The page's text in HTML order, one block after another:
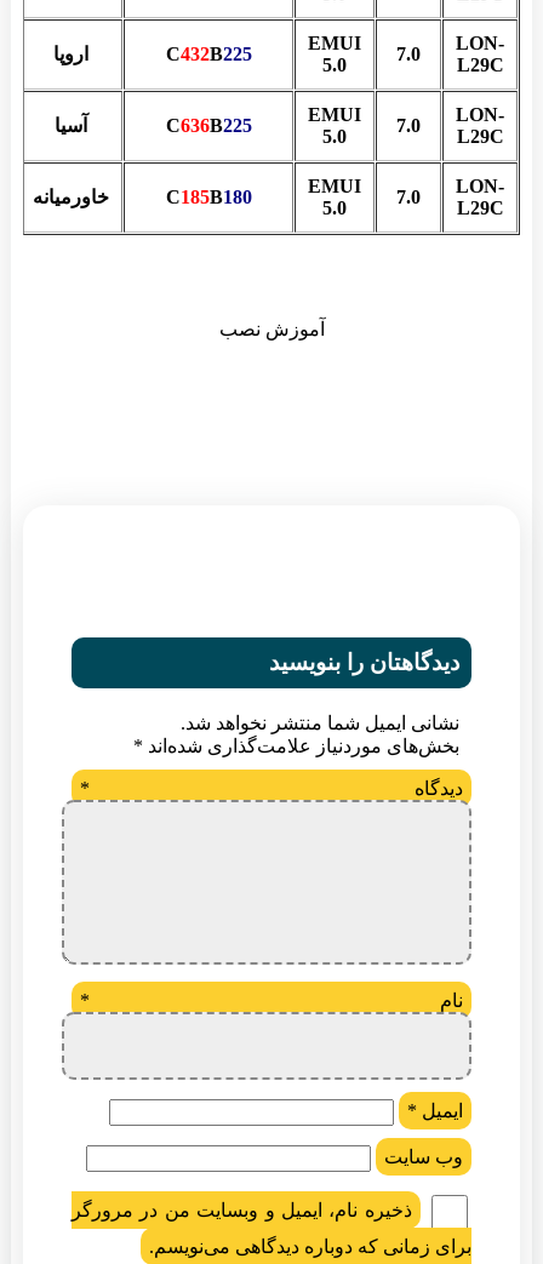
LON-
L29C
7.0
EMUI
5.0
C432B225 اروپا
LON-
L29C
7.0
EMUI
5.0
C636B225 آسیا
LON-
L29C
7.0
EMUI
5.0
C185B180 خاورمیانه
آموزش نصب
دیدگاهتان را بنویسید
نشانی ایمیل شما منتشر نخواهد شد.
بخش‌های موردنیاز علامت‌گذاری شده‌اند *
دیدگاه *
نام *
ایمیل *
وب‌ سایت
ذخیره نام، ایمیل و وبسایت من در مرورگر
برای زمانی که دوباره دیدگاهی می‌نویسم.